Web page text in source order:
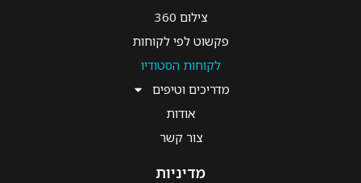
צילום 360
פקשוט לפי לקוחות
לקוחות הסטודיו
מדריכים וטיפים
אודות
צור קשר
מדיניות